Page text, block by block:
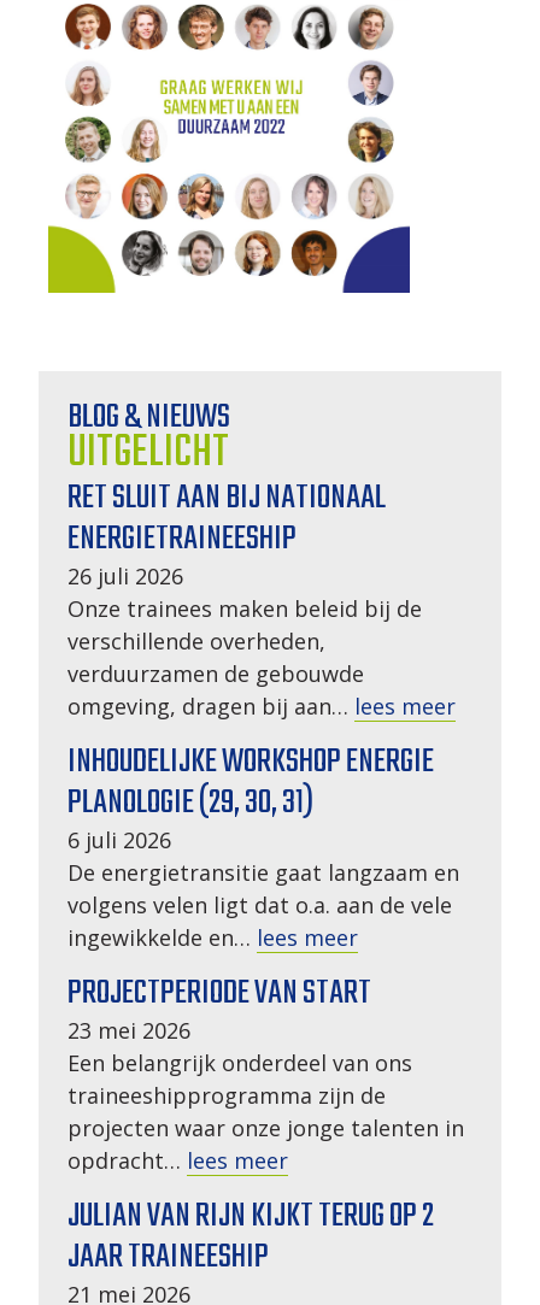
CONTACT
BLOG & NIEUWS
UITGELICHT
RET SLUIT AAN BIJ NATIONAAL
ENERGIETRAINEESHIP
26 juli 2026
Onze trainees maken beleid bij de
verschillende overheden,
verduurzamen de gebouwde
omgeving, dragen bij aan… lees meer
INHOUDELIJKE WORKSHOP ENERGIE
PLANOLOGIE (29, 30, 31)
6 juli 2026
De energietransitie gaat langzaam en
volgens velen ligt dat o.a. aan de vele
ingewikkelde en… lees meer
PROJECTPERIODE VAN START
23 mei 2026
Een belangrijk onderdeel van ons
traineeshipprogramma zijn de
projecten waar onze jonge talenten in
opdracht… lees meer
JULIAN VAN RIJN KIJKT TERUG OP 2
JAAR TRAINEESHIP
21 mei 2026